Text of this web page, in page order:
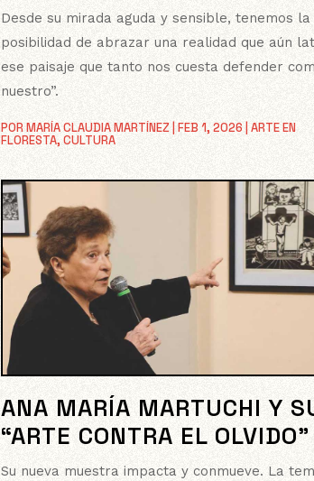
PORMARÍA CLAUDIA MARTÍNEZ| FEB 1, 2026 ARTE EN
FLORESTA, CULTURA
Desde su mirada aguda y sensible, tenemos la
posibilidad de abrazar una realidad que aún
ese paisaje que tanto nos cuesta defender
nuestro”.
ANA MARÍA MARTUCHI Y
“ARTE CONTRA EL OLVIDO”
Su nueva muestra impacta y conmueve. La